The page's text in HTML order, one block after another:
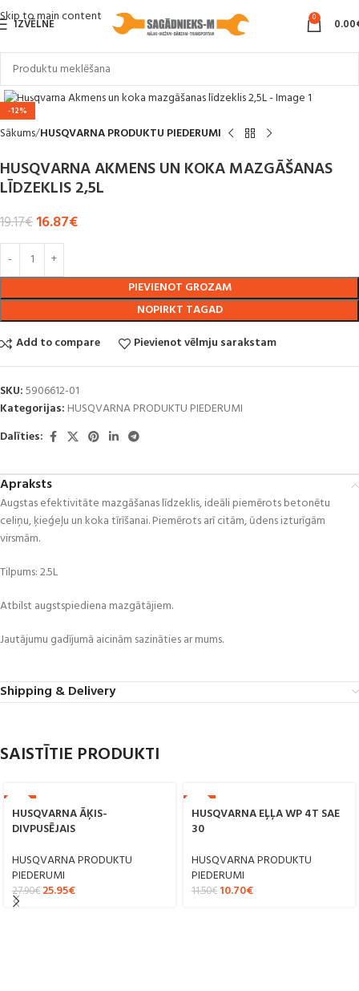
Skip to main content
IZVĒLNE 0 0.00
-12%
Sākums HUSQVARNA PRODUKTU PIEDERUMI
HUSQVARNA AKMENS UN KOKA MAZGĀŠANAS
LĪDZEKLIS 2,5L
19.17€16.87€
PIEVIENOT GROZAM
NOPIRKT TAGAD
Add to compare
Pievienot vēlmju sarakstam
SKU:5906612-01
Kategorijas: HUSQVARNA PRODUKTU PIEDERUMI
Dalīties:
Apraksts
Augstas efektivitāte mazgāšanas līdzeklis, ideāli piemērots betonētu
celiņu, ķieģeļu un koka tīrīšanai. Piemērots arī citām, ūdens izturīgām
virsmām.
Tilpums: 2.5L
Atbilst augstspiediena mazgātājiem.
Jautājumu gadījumā aicinām sazināties ar mums.
Shipping & Delivery
SAISTĪTIE PRODUKTI
HUSQVARNA ĀĶIS-
DIVPUSĒJAIS
HUSQVARNA PRODUKTU
PIEDERUMI
27.90€ 25.95€
HUSQVARNA EĻĻA WP 4T SAE
30
HUSQVARNA PRODUKTU
PIEDERUMI
11.50€ 10.70€